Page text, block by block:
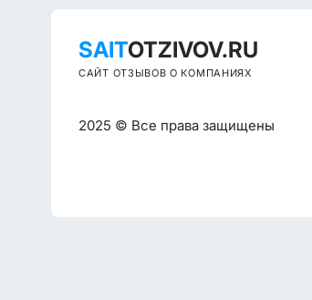
SAITOTZIVOV.RU
САЙТ ОТЗЫВОВ О КОМПАНИЯХ
2025 © Все права защищены